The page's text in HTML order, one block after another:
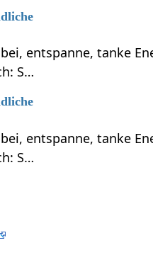
entspanne, tanke
S…
entspanne, tanke
S…